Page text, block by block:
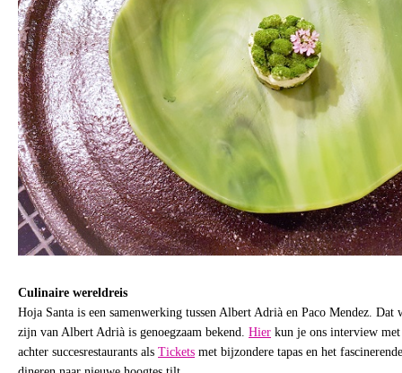
Culinaire wereldreis
Hoja Santa is een samenwerking tussen Albert Adrià en Paco Mendez. Dat
zijn van Albert Adrià is genoegzaam bekend. Hier kun je ons interview
achter succesrestaurants als Tickets met bijzondere tapas en het